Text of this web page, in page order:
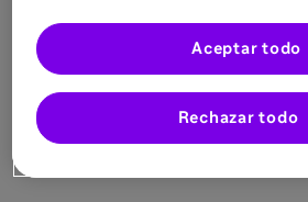
enfermedad, varía entre los
desde unos pocos meses hasta
Rechazar todo
Aceptar todo